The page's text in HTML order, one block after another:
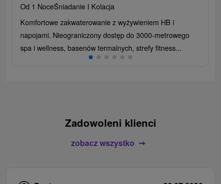
Od 1 NoceŚniadanie I Kolacja
Komfortowe zakwaterowanie z wyżywieniem HB i
napojami. Nieograniczony dostęp do 3000-metrowego
spa i wellness, basenów termalnych, strefy fitness...
Zadowoleni klienci
zobacz wszystko